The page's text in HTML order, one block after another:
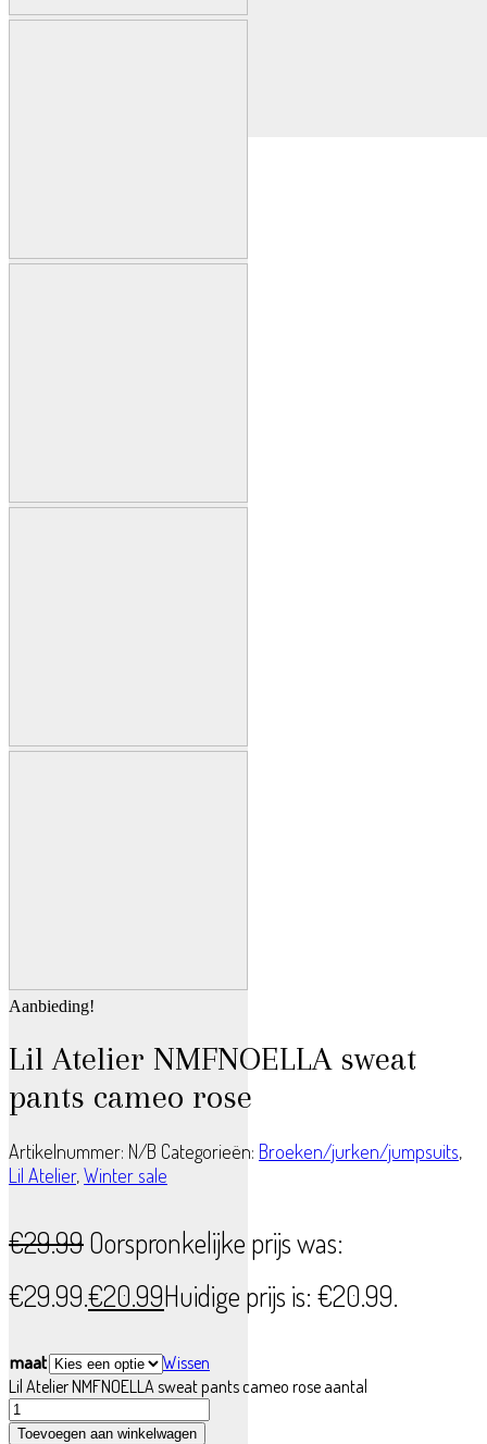
Aanbieding!
Lil Atelier NMFNOELLA sweat
pants cameo rose
Artikelnummer: N/B Categorieën: Broeken/jurken/jumpsuits,
Lil Atelier,Winter sale
€29.99Oorspronkelijke prijs was:
€29.99.€20.99Huidige prijs is: €20.99.
maat
Wissen
Lil Atelier NMFNOELLA sweat pants cameo rose aantal
Toevoegen aan winkelwagen